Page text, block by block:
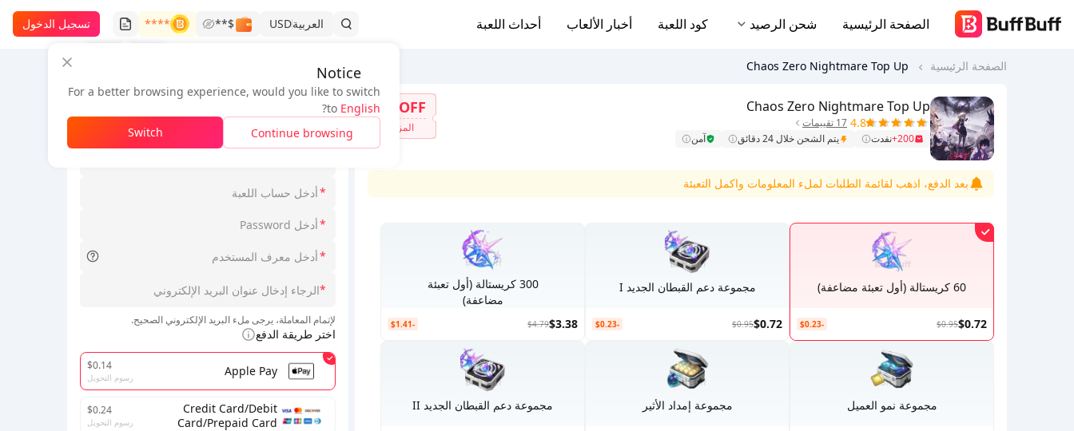
الصفحة الرئيسية شحن الرصيد كود اللعبة أخبار الألعاب أحداث اللعبة العربيةUSD
$**
****
تسجيل الدخول
الصفحة الرئيسية
معلومات الطلب
*اختر Loginmodel
*
*
*
*
لإتمام المعاملة، يرجى ملء البريد الإلكتروني الصحيح.
اختر طريقة الدفع
Apple Pay
$0.14
رسوم التحويل
Credit Card/Debit
Card/Prepaid Card
$0.24
رسوم التحويل
Chaos Zero Nightmare Top Up
4.8 17 تقييمات
200+ نفدت يتم الشحن خلال 24 دقائق آمن
7%OFF
المزيد
بعد الدفع، اذهب لقائمة الطلبات لملء المعلومات واكمل التعبئة
60 كريستالة (أول تعبئة مضاعفة)
$0.72
$0.95
-$0.23
مجموعة دعم القبطان الجديد I
$0.72
$0.95
-$0.23
300 كريستالة (أول تعبئة
مضاعفة)
$3.38
$4.79
-$1.41
مجموعة نمو العميل مجموعة إمداد الأثير مجموعة دعم القبطان الجديد II
Notice
For a better browsing experience, would you like to switch
to English
?
Continue browsing
Switch